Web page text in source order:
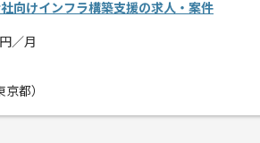
商談回数
2回
募集人数
社向けインフラ構築支援の求人・案件
円／月
都）